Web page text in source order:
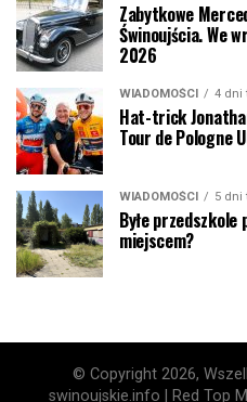
Zabytkowe
Świnoujścia. We
2026
WIADOMOŚCI 4 dni
Hat-trick
Tour de Pologne
WIADOMOŚCI 5 dni
Byłe przedszkole
miejscem?
© Copyright 2026,
swinoujskie.info | Red Top